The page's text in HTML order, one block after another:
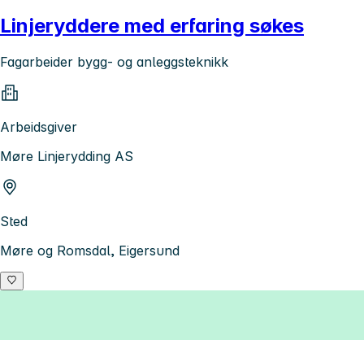
Linjeryddere med erfaring søkes
Fagarbeider bygg- og anleggsteknikk
Arbeidsgiver
Møre Linjerydding AS
Sted
Møre og Romsdal, Eigersund